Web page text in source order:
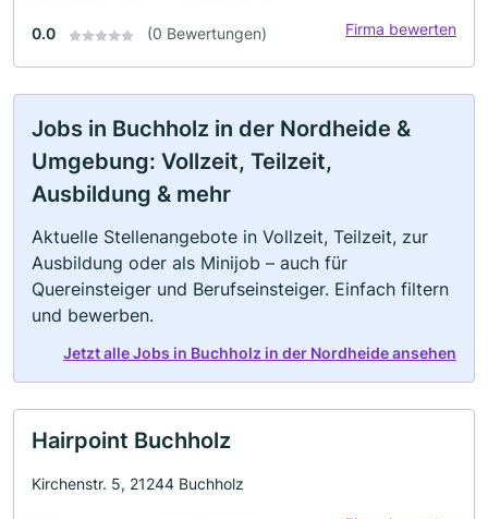
0.0 (0 Bewertungen) Firma bewerten
Jobs in Buchholz in der Nordheide &
Umgebung: Vollzeit, Teilzeit,
Ausbildung & mehr
Aktuelle Stellenangebote in Vollzeit, Teilzeit, zur
Ausbildung oder als Minijob – auch für
Quereinsteiger und Berufseinsteiger. Einfach filtern
und bewerben.
Jetzt alle Jobs in Buchholz in der Nordheide ansehen
Hairpoint Buchholz
Kirchenstr. 5, 21244 Buchholz